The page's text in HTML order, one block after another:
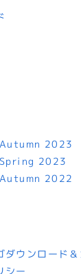
2023
2023
2022
ダウンロード
シー